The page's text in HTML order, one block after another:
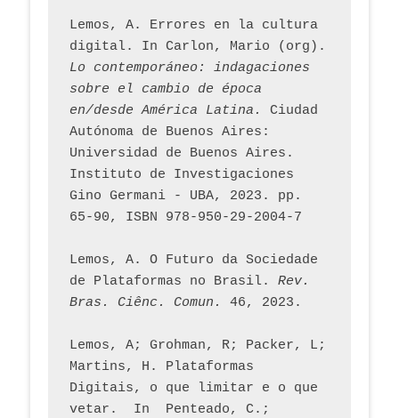
Lemos, A. Errores en la cultura
Lo contemporáneo: indagaciones
sobre el cambio de época
en/desde América Latina.
Ciudad
Autónoma de Buenos Aires:
Universidad de Buenos Aires.
Instituto de Investigaciones
Gino Germani - UBA, 2023. pp.
65-90, ISBN 978-950-29-2004-7
Lemos, A. O Futuro da Sociedade
de Plataformas no Brasil. Rev.
Bras. Ciênc. Comun.
Lemos, A; Grohman, R; Packer, L;
Martins, H. Plataformas
Digitais, o que limitar e o que
vetar.  In  Penteado, C.;